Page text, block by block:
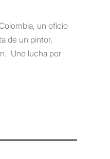
un oficio
de un pintor,
Uno lucha por